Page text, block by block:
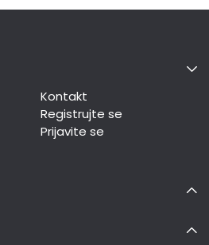
Kontakt
Registrujte se
Prijavite se